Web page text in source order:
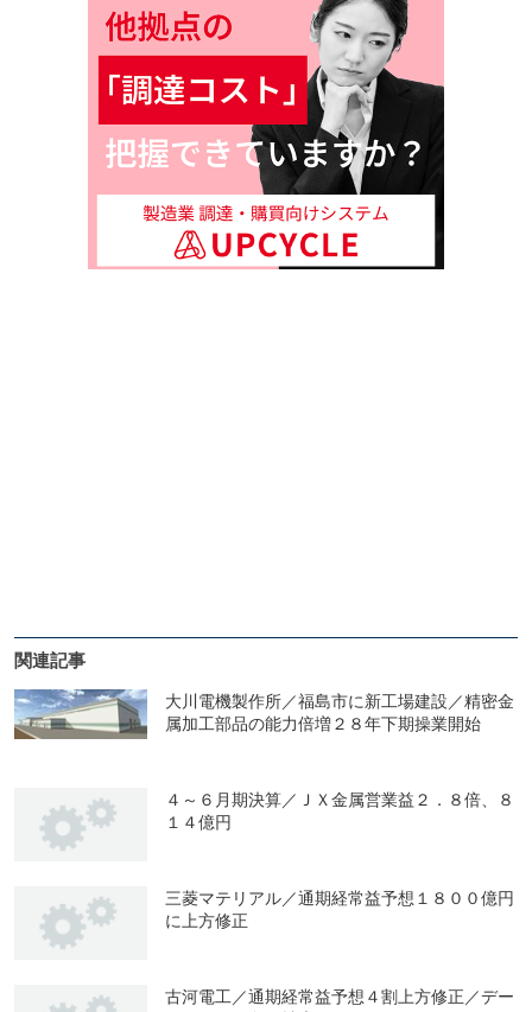
関連記事
大川電機製作所／福島市に新工場建設／精密金
属加工部品の能力倍増２８年下期操業開始
４～６月期決算／ＪＸ金属営業益２．８倍、８
１４億円
三菱マテリアル／通期経常益予想１８００億円
に上方修正
古河電工／通期経常益予想４割上方修正／デー